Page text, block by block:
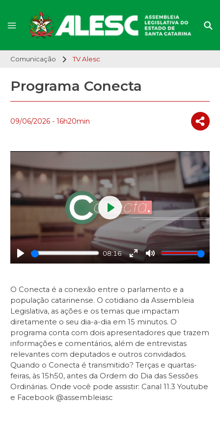
Comunicação TV Alesc
Programa Conecta
09/06/2026 - 16h20min
Play
08:16
EnterMute
Play
O Conecta é a conexão entre o parlamento e a
população catarinense. O cotidiano da Assembleia
Legislativa, as ações e os temas que impactam
diretamente o seu dia-a-dia em 15 minutos. O
programa conta com dois apresentadores que trazem
informações e comentários, além de entrevistas
relevantes com deputados e outros convidados.
Quando o Conecta é transmitido? Terças e quartas-
feiras, às 15h50, antes da Ordem do Dia das Sessões
Ordinárias. Onde você pode assistir: Canal 11.3 Youtube
e Facebook @assembleiasc ​